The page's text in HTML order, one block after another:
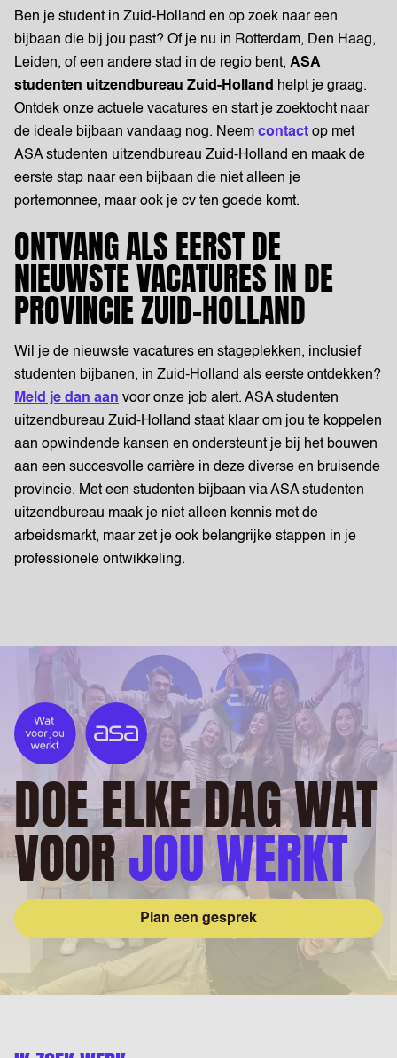
Ben je student in Zuid-Holland en op zoek naar een
bijbaan die bij jou past? Of je nu in Rotterdam, Den Haag,
Leiden, of een andere stad in de regio bent, ASA
studenten uitzendbureau Zuid-Holland helpt je graag.
Ontdek onze actuele vacatures en start je zoektocht naar
de ideale bijbaan vandaag nog. Neem contact op met
ASA studenten uitzendbureau Zuid-Holland en maak de
eerste stap naar een bijbaan die niet alleen je
portemonnee, maar ook je cv ten goede komt.
ONTVANG ALS EERST DE
NIEUWSTE VACATURES IN DE
PROVINCIE ZUID-HOLLAND
Wil je de nieuwste vacatures en stageplekken, inclusief
studenten bijbanen, in Zuid-Holland als eerste ontdekken?
Meld je dan aan voor onze job alert. ASA studenten
uitzendbureau Zuid-Holland staat klaar om jou te koppelen
aan opwindende kansen en ondersteunt je bij het bouwen
aan een succesvolle carrière in deze diverse en bruisende
provincie. Met een studenten bijbaan via ASA studenten
uitzendbureau maak je niet alleen kennis met de
arbeidsmarkt, maar zet je ook belangrijke stappen in je
professionele ontwikkeling.
DOE ELKE DAG WAT
VOORJOU WERKT
Plan een gesprek